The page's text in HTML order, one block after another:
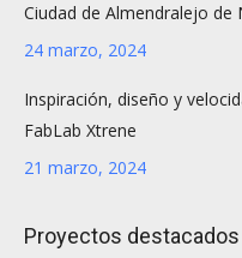
Ciudad de Almendralejo de
24 marzo, 2024
Inspiración, diseño y
FabLab Xtrene
21 marzo, 2024
Proyectos destacados